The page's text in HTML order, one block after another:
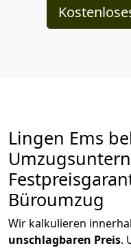
Lingen Ems
Büroumzug
Wir kalkulieren
unschlagbaren Preis.